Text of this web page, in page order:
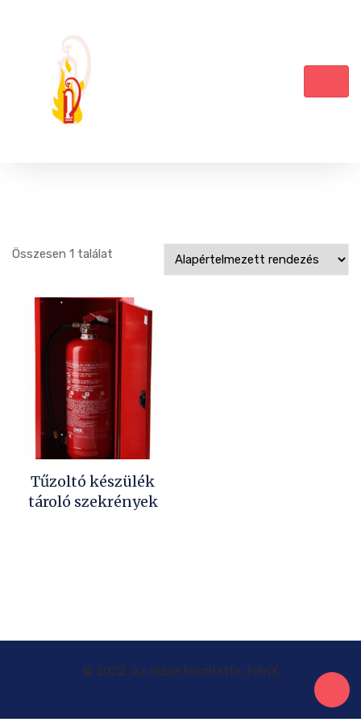
Összesen 1 találat
Tűzoltó készülék
tároló szekrények
© 2022, Az oldalt készítette: InfinX